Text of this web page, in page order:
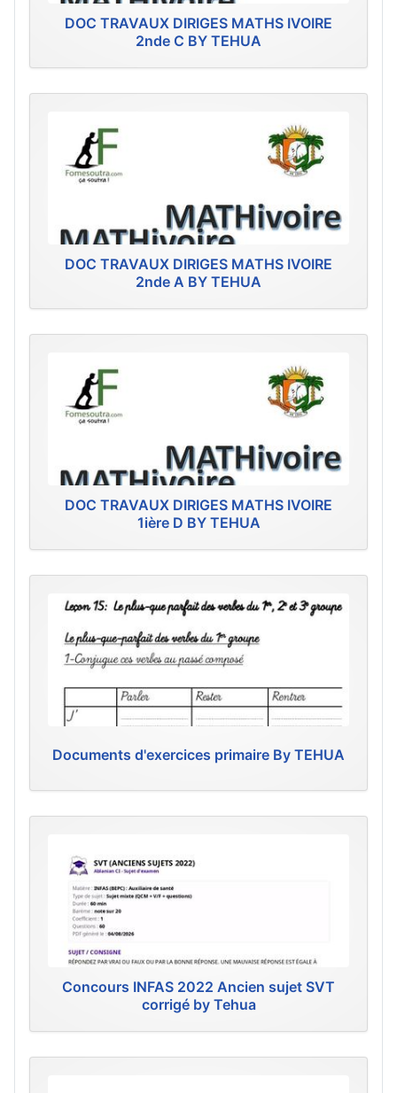
DOC TRAVAUX DIRIGES MATHS IVOIRE
2nde C BY TEHUA
DOC TRAVAUX DIRIGES MATHS IVOIRE
2nde A BY TEHUA
DOC TRAVAUX DIRIGES MATHS IVOIRE
1ière D BY TEHUA
Documents d'exercices primaire By TEHUA
Concours INFAS 2022 Ancien sujet SVT
corrigé by Tehua